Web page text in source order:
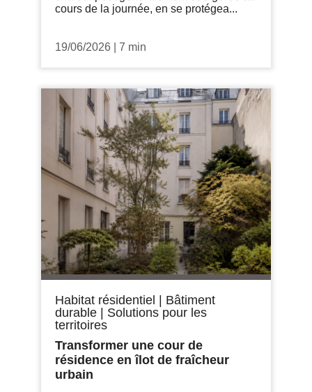
cours de la journée, en se protégea...
19/06/2026 7 min
Habitat résidentiel
Bâtiment
durable
Solutions pour les
territoires
Transformer une cour de
résidence en îlot de fraîcheur
urbain